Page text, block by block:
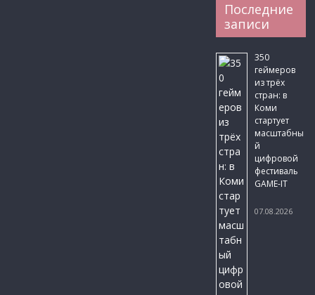
Последние
записи
350
геймеров
из трёх
стран: в
Коми
стартует
масштабны
й
цифровой
фестиваль
GAME-IT
07.08.2026